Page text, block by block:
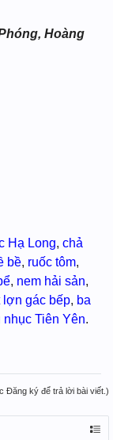
Hoàng
Hạ Long, chả
bề, ruốc tôm,
, nem hải sản,
lợn gác bếp, ba
nhục Tiên Yên.
Đăng ký để trả lời bài viết.)